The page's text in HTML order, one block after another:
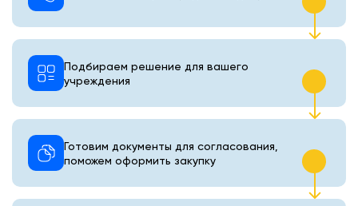
Подбираем решение для вашего
учреждения
Готовим документы для согласования,
поможем оформить закупку